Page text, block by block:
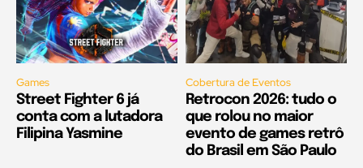
Games
Street Fighter 6 já
conta com a lutadora
Filipina Yasmine
Cobertura de Eventos
Retrocon 2026: tudo o
que rolou no maior
evento de games retrô
do Brasil em São Paulo